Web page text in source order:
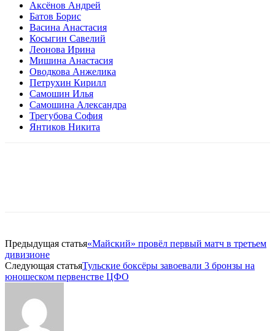
Аксёнов Андрей
Батов Борис
Васина Анастасия
Косыгин Савелий
Леонова Ирина
Мишина Анастасия
Оводкова Анжелика
Петрухин Кирилл
Самошин Илья
Самошина Александра
Трегубова София
Янтиков Никита
Предыдущая статья«Майский» провёл первый матч в третьем
дивизионе
Следующая статьяТульские боксёры завоевали 3 бронзы на
юношеском первенстве ЦФО